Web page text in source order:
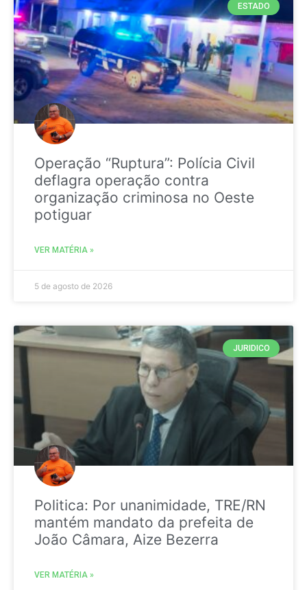
ESTADO
Operação “Ruptura”: Polícia Civil
deflagra operação contra
organização criminosa no Oeste
potiguar
VER MATÉRIA »
5 de agosto de 2026
JURIDICO
Politica: Por unanimidade, TRE/RN
mantém mandato da prefeita de
João Câmara, Aize Bezerra
VER MATÉRIA »